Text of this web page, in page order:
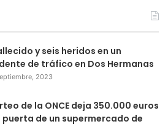
y seis heridos en un
de tráfico en Dos Hermanas
2023
de la ONCE deja 350.000 euros
puerta de un supermercado de